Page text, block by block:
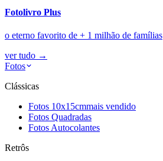
Fotolivro Plus
o eterno favorito de + 1 milhão de famílias
ver tudo →
Fotos
Clássicas
Fotos 10x15cmmais vendido
Fotos Quadradas
Fotos Autocolantes
Retrôs